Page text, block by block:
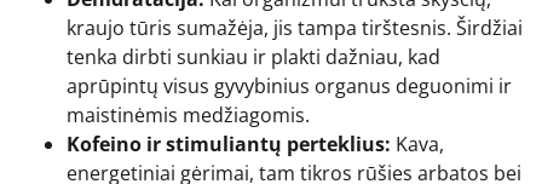
kraujo tūris sumažėja, jis tampa tirštesnis. Širdžiai
tenka dirbti sunkiau ir plakti dažniau, kad
aprūpintų visus gyvybinius organus deguonimi ir
maistinėmis medžiagomis.
Kofeino ir stimuliantų perteklius: Kava,
energetiniai gėrimai, tam tikros rūšies arbatos bei